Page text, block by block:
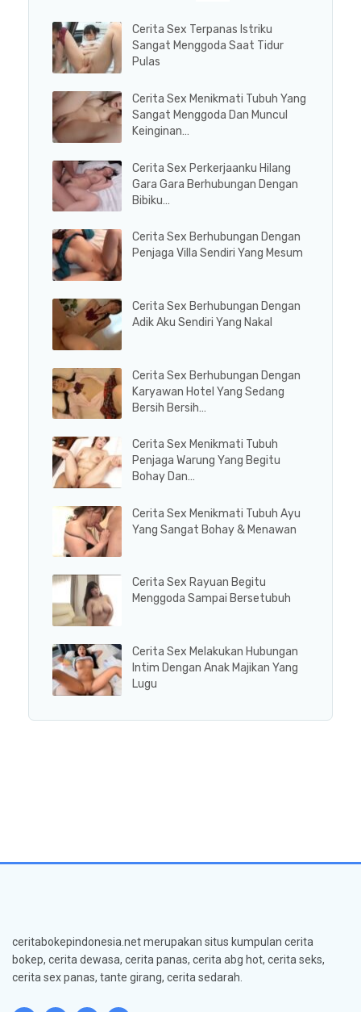
Cerita Sex Terpanas Istriku
Sangat Menggoda Saat Tidur
Pulas
Cerita Sex Menikmati Tubuh Yang
Sangat Menggoda Dan Muncul
Keinginan…
Cerita Sex Perkerjaanku Hilang
Gara Gara Berhubungan Dengan
Bibiku…
Cerita Sex Berhubungan Dengan
Penjaga Villa Sendiri Yang Mesum
Cerita Sex Berhubungan Dengan
Adik Aku Sendiri Yang Nakal
Cerita Sex Berhubungan Dengan
Karyawan Hotel Yang Sedang
Bersih Bersih…
Cerita Sex Menikmati Tubuh
Penjaga Warung Yang Begitu
Bohay Dan…
Cerita Sex Menikmati Tubuh Ayu
Yang Sangat Bohay & Menawan
Cerita Sex Rayuan Begitu
Menggoda Sampai Bersetubuh
Cerita Sex Melakukan Hubungan
Intim Dengan Anak Majikan Yang
Lugu
ceritabokepindonesia.net merupakan situs kumpulan cerita
bokep, cerita dewasa, cerita panas, cerita abg hot, cerita seks,
cerita sex panas, tante girang, cerita sedarah.